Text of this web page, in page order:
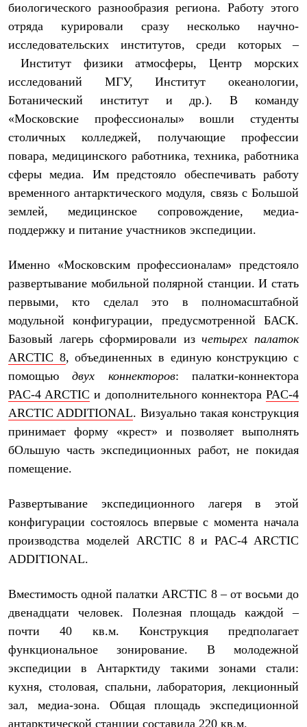
Брюки
Утепленная синтетикой
Куртки
Брюки
Футболки
Толстовки
Брюки
Куртки
Флисовая одежда
Куртки
Брюки
Жилеты
Комбинезоны
Термобелье
Комплект термобелья
Палатки и тенты
Палатки
Тенты
Аксессуары для палаток
Рюкзаки
Экспедиционные
Легкоходные
Городские
Аксессуары для рюкзаков
Спальные мешки
Пуховые
Комбинированные
С синтетическим утеплителем
Аксессуары для спальников
Сумки и баулы
Баулы
Гермомешки
Полезные аксессуары
Еда
Коврики
Сапоги
Ботинки
Ботинки
Кроссовки
Гамаши и бахилы
Гамаши
Бахилы
Тапочки и чуни
биологического разнообразия региона. Работу этого
отряда курировали сразу несколько научно-
исследовательских институтов, среди которых –
Институт физики атмосферы, Центр морских
исследований МГУ, Институт океанологии,
Ботанический институт и др.). В команду
«Московские профессионалы» вошли студенты
столичных колледжей, получающие профессии
повара, медицинского работника, техника, работника
сферы медиа. Им предстояло обеспечивать работу
временного антарктического модуля, связь с Большой
землей, медицинское сопровождение, медиа-
поддержку и питание участников экспедиции.
Именно «Московским профессионалам» предстояло
развертывание мобильной полярной станции. И стать
первыми, кто сделал это в полномасштабной
модульной конфигурации, предусмотренной БАСК.
Базовый лагерь сформировали изчетырех палаток
ARCTIC 8, объединенных в единую конструкцию с
помощьюдвух коннекторов: палатки-коннектора
PAC-4 ARCTIC и дополнительного коннектораPAC-4
ARCTIC ADDITIONAL. Визуально такая конструкция
принимает форму «крест» и позволяет выполнять
бОльшую часть экспедиционных работ, не покидая
помещение.
Развертывание экспедиционного лагеря в этой
конфигурации состоялось впервые с момента начала
производства моделей ARCTIC 8 и PAC-4 ARCTIC
ADDITIONAL.
Вместимость одной палатки ARCTIC 8 – от восьми до
двенадцати человек. Полезная площадь каждой –
почти 40 кв.м. Конструкция предполагает
функциональное зонирование. В молодежной
экспедиции в Антарктиду такими зонами стали:
кухня, столовая, спальни, лаборатория, лекционный
зал, медиа-зона. Общая площадь экспедиционной
антарктической станции составила 220 кв.м.